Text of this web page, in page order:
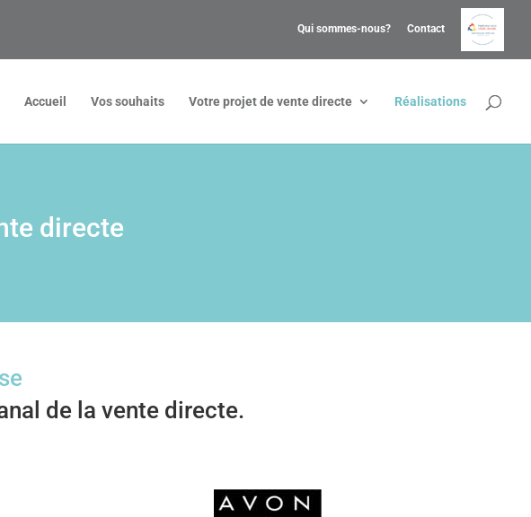
Qui sommes-nous?
Contact
Accueil Vos souhaits Votre projet de vente directe Réalisations
directe
de la vente directe.